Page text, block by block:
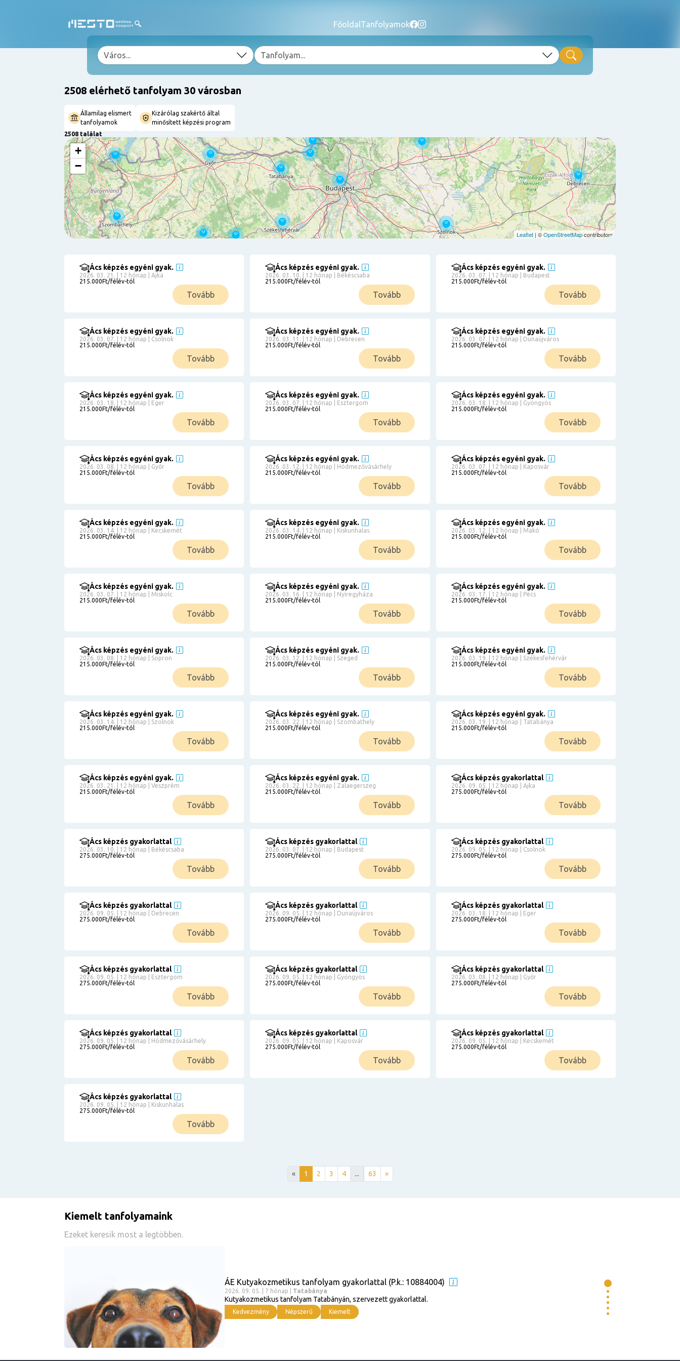
Főoldal Tanfolyamok
2508 elérhető tanfolyam 30 városban
Államilag elismert
tanfolyamok
Kizárólag szakértő által
minősített képzési program
2508 találat
+
−
Leaflet | ©OpenStreetMapcontributors
Szűrés
Érettségi
Részletfizetéssel
Ács képzés egyéni gyak.
2026. 03. 21. | 12 hónap | Ajka
215.000Ft/félév-tól
Tovább
Ács képzés egyéni gyak.
2026. 03. 10. | 12 hónap | Békéscsaba
215.000Ft/félév-tól
Tovább
Ács képzés egyéni gyak.
2026. 03. 07. | 12 hónap | Budapest
215.000Ft/félév-tól
Tovább
Ács képzés egyéni gyak.
2026. 03. 07. | 12 hónap | Csolnok
215.000Ft/félév-tól
Tovább
Ács képzés egyéni gyak.
2026. 03. 11. | 12 hónap | Debrecen
215.000Ft/félév-tól
Tovább
Ács képzés egyéni gyak.
2026. 03. 07. | 12 hónap | Dunaújváros
215.000Ft/félév-tól
Tovább
Ács képzés egyéni gyak.
2026. 03. 18. | 12 hónap | Eger
215.000Ft/félév-tól
Tovább
Ács képzés egyéni gyak.
2026. 03. 07. | 12 hónap | Esztergom
215.000Ft/félév-tól
Tovább
Ács képzés egyéni gyak.
2026. 03. 18. | 12 hónap | Gyöngyös
215.000Ft/félév-tól
Tovább
Ács képzés egyéni gyak.
2026. 03. 08. | 12 hónap | Győr
215.000Ft/félév-tól
Tovább
Ács képzés egyéni gyak.
2026. 03. 12. | 12 hónap | Hódmezővásárhely
215.000Ft/félév-tól
Tovább
Ács képzés egyéni gyak.
2026. 03. 07. | 12 hónap | Kaposvár
215.000Ft/félév-tól
Tovább
Ács képzés egyéni gyak.
2026. 03. 14. | 12 hónap | Kecskemét
215.000Ft/félév-tól
Tovább
Ács képzés egyéni gyak.
2026. 03. 14. | 12 hónap | Kiskunhalas
215.000Ft/félév-tól
Tovább
Ács képzés egyéni gyak.
2026. 03. 12. | 12 hónap | Makó
215.000Ft/félév-tól
Tovább
Ács képzés egyéni gyak.
2026. 03. 07. | 12 hónap | Miskolc
215.000Ft/félév-tól
Tovább
Ács képzés egyéni gyak.
2026. 03. 16. | 12 hónap | Nyíregyháza
215.000Ft/félév-tól
Tovább
Ács képzés egyéni gyak.
2026. 03. 17. | 12 hónap | Pécs
215.000Ft/félév-tól
Tovább
Ács képzés egyéni gyak.
2026. 03. 08. | 12 hónap | Sopron
215.000Ft/félév-tól
Tovább
Ács képzés egyéni gyak.
2026. 03. 12. | 12 hónap | Szeged
215.000Ft/félév-tól
Tovább
Ács képzés egyéni gyak.
2026. 03. 19. | 12 hónap | Székesfehérvár
215.000Ft/félév-tól
Tovább
Ács képzés egyéni gyak.
2026. 03. 14. | 12 hónap | Szolnok
215.000Ft/félév-tól
Tovább
Ács képzés egyéni gyak.
2026. 03. 22. | 12 hónap | Szombathely
215.000Ft/félév-tól
Tovább
Ács képzés egyéni gyak.
2026. 03. 19. | 12 hónap | Tatabánya
215.000Ft/félév-tól
Tovább
Ács képzés egyéni gyak.
2026. 03. 21. | 12 hónap | Veszprém
215.000Ft/félév-tól
Tovább
Ács képzés egyéni gyak.
2026. 03. 22. | 12 hónap | Zalaegerszeg
215.000Ft/félév-tól
Tovább
Ács képzés gyakorlattal
2026. 09. 05. | 12 hónap | Ajka
275.000Ft/félév-tól
Tovább
Ács képzés gyakorlattal
2026. 03. 10. | 12 hónap | Békéscsaba
275.000Ft/félév-tól
Tovább
Ács képzés gyakorlattal
2026. 03. 07. | 12 hónap | Budapest
275.000Ft/félév-tól
Tovább
Ács képzés gyakorlattal
2026. 09. 05. | 12 hónap | Csolnok
275.000Ft/félév-tól
Tovább
Ács képzés gyakorlattal
2026. 09. 05. | 12 hónap | Debrecen
275.000Ft/félév-tól
Tovább
Ács képzés gyakorlattal
2026. 09. 05. | 12 hónap | Dunaújváros
275.000Ft/félév-tól
Tovább
Ács képzés gyakorlattal
2026. 03. 18. | 12 hónap | Eger
275.000Ft/félév-tól
Tovább
Ács képzés gyakorlattal
2026. 09. 05. | 12 hónap | Esztergom
275.000Ft/félév-tól
Tovább
Ács képzés gyakorlattal
2026. 09. 05. | 12 hónap | Gyöngyös
275.000Ft/félév-tól
Tovább
Ács képzés gyakorlattal
2026. 03. 08. | 12 hónap | Győr
275.000Ft/félév-tól
Tovább
Ács képzés gyakorlattal
2026. 09. 05. | 12 hónap | Hódmezővásárhely
275.000Ft/félév-tól
Tovább
Ács képzés gyakorlattal
2026. 09. 05. | 12 hónap | Kaposvár
275.000Ft/félév-tól
Tovább
Ács képzés gyakorlattal
2026. 09. 05. | 12 hónap | Kecskemét
275.000Ft/félév-tól
Tovább
Ács képzés gyakorlattal
2026. 09. 05. | 12 hónap | Kiskunhalas
275.000Ft/félév-tól
Tovább
« 1 2 3 4 ... 63 »
Kiemelt tanfolyamaink
Ezeket keresik most a legtöbben.
ÁE Kutyakozmetikus tanfolyam gyakorlattal (P.k.: 10884004)
2026. 09. 05. | 7 hónap | Tatabánya
Kutyakozmetikus tanfolyam Tatabányán, szervezett gyakorlattal.
Kedvezmény Népszerű Kiemelt